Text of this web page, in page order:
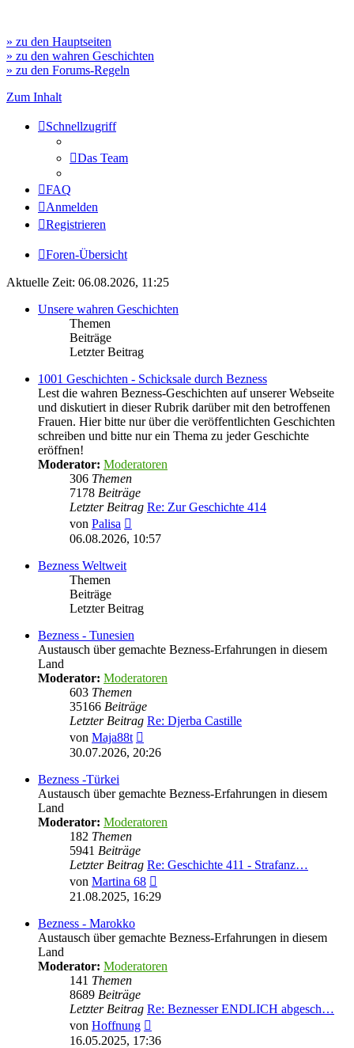
» zu den Hauptseiten
» zu den wahren Geschichten
» zu den Forums-Regeln
Zum Inhalt
Schnellzugriff
Das Team
FAQ
Anmelden
Registrieren
Foren-Übersicht
Aktuelle Zeit: 06.08.2026, 11:25
Unsere wahren Geschichten
Themen
Beiträge
Letzter Beitrag
1001 Geschichten - Schicksale durch Bezness
Lest die wahren Bezness-Geschichten auf unserer Webseite
und diskutiert in dieser Rubrik darüber mit den betroffenen
Frauen. Hier bitte nur über die veröffentlichten Geschichten
schreiben und bitte nur ein Thema zu jeder Geschichte
eröffnen!
Moderator: Moderatoren
306 Themen
7178 Beiträge
Letzter Beitrag Re: Zur Geschichte 414
von Palisa
Beitrag
06.08.2026, 10:57
Bezness Weltweit
Themen
Beiträge
Letzter Beitrag
Bezness - Tunesien
Austausch über gemachte Bezness-Erfahrungen in diesem
Land
Moderator: Moderatoren
603 Themen
35166 Beiträge
Letzter Beitrag Re: Djerba Castille
von Maja88t
Beitrag
30.07.2026, 20:26
Bezness -Türkei
Austausch über gemachte Bezness-Erfahrungen in diesem
Land
Moderator: Moderatoren
182 Themen
5941 Beiträge
Letzter Beitrag Re: Geschichte 411 - Strafanz…
von Martina 68
Beitrag
21.08.2025, 16:29
Bezness - Marokko
Austausch über gemachte Bezness-Erfahrungen in diesem
Land
Moderator: Moderatoren
141 Themen
8689 Beiträge
Letzter Beitrag Re: Beznesser ENDLICH abgesch…
von Hoffnung
Beitrag
16.05.2025, 17:36